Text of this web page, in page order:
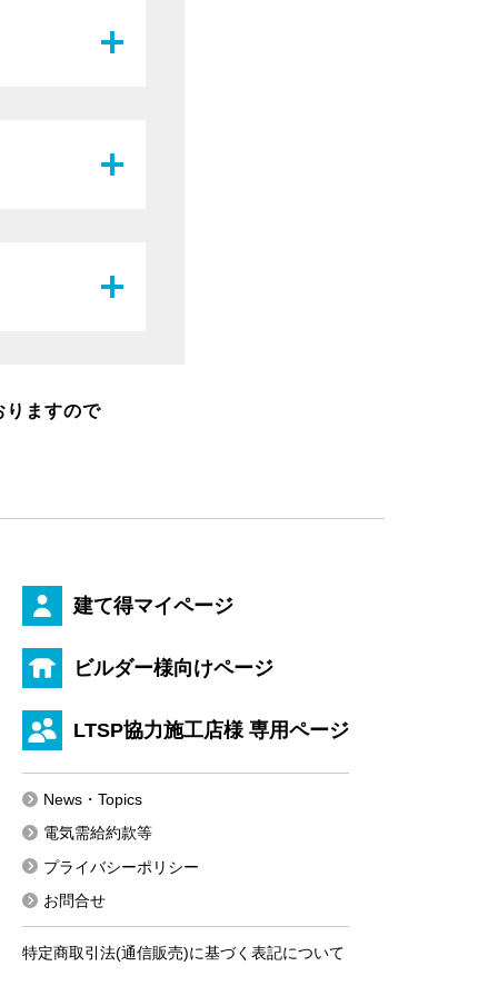
りますので
建て得マイページ
ビルダー様向けページ
LTSP協力施工店様 専用ページ
News・Topics
電気需給約款等
プライバシーポリシー
お問合せ
特定商取引法(通信販売)に基づく表記について